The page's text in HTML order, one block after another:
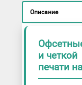
Описание
и четкой
печати